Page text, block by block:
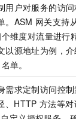
用户对服务的访
。ASM 网关支持
维度对流量进行
以源地址为例，
单。
需求定制访问控
、HTTP 方法等